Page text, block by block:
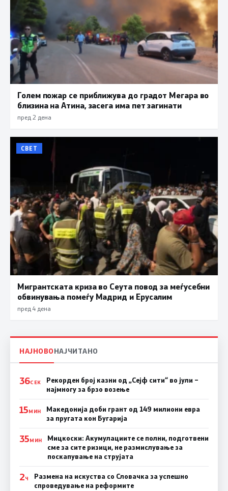
Голем пожар се приближува до градот Мегара во
близина на Атина, засега има пет загинати
пред 2 дена
СВЕТ
Мигрантската криза во Сеута повод за меѓусебни
обвинувања помеѓу Мадрид и Ерусалим
пред 4 дена
НАЈНОВОНАЈЧИТАНО
36СЕК
Рекорден број казни од „Сејф сити“ во јули –
најмногу за брзо возење
15МИН
Македонија доби грант од 149 милиони евра
за пругата кон Бугарија
35МИН
Мицкоски: Акумулациите се полни, подготвени
сме за сите ризици, не размислување за
поскапување на струјата
2Ч
Размена на искуства со Словачка за успешно
спроведување на реформите